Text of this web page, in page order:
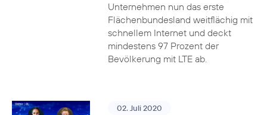
Unternehmen nun das erste
Flächenbundesland weitflächig mit
schnellem Internet und deckt
mindestens 97 Prozent der
Bevölkerung mit LTE ab.
02. Juli 2020